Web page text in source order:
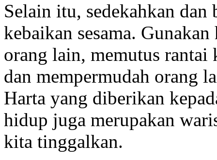
Selain itu, sedekahkan
kebaikan sesama.
orang lain, memutus rantai
dan mempermudah orang
Harta yang diberikan
hidup juga merupakan
kita tinggalkan.